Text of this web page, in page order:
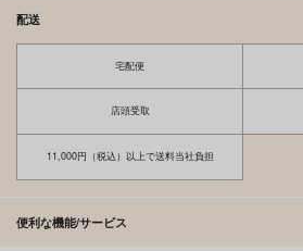
配送
宅配便
店頭受取
11,000円（税込）以上で送料当社負担
便利な機能/サービス